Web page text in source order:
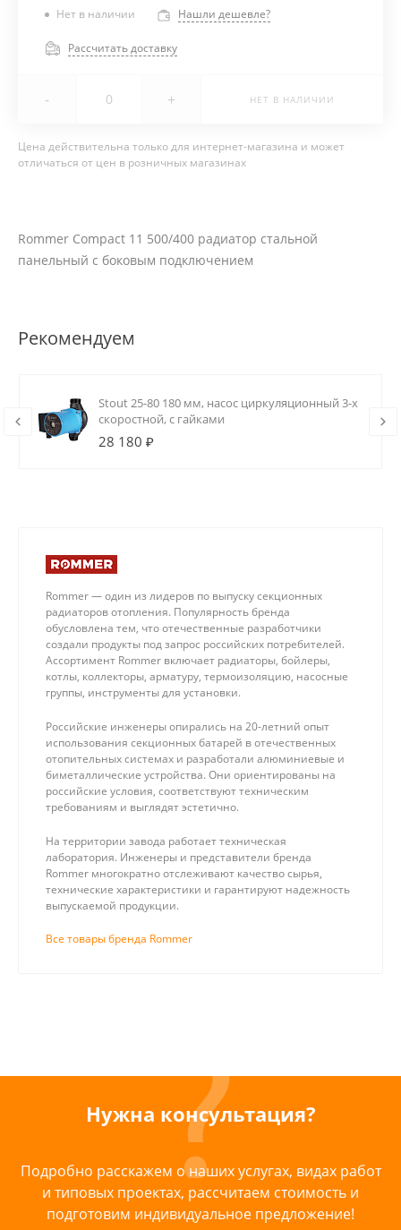
Нет в наличии Нашли дешевле?
Рассчитать доставку
- + НЕТ В НАЛИЧИИ
Цена действительна только для интернет-магазина и может
отличаться от цен в розничных магазинах
Rommer Compact 11 500/400 радиатор стальной
панельный с боковым подключением
Рекомендуем
Stout 25-80 180 мм, насос циркуляционный 3-х
скоростной, с гайками
28 180 ₽
Rommer — один из лидеров по выпуску секционных
радиаторов отопления. Популярность бренда
обусловлена тем, что отечественные разработчики
создали продукты под запрос российских потребителей.
Ассортимент Rommer включает радиаторы, бойлеры,
котлы, коллекторы, арматуру, термоизоляцию, насосные
группы, инструменты для установки.
Российские инженеры опирались на 20-летний опыт
использования секционных батарей в отечественных
отопительных системах и разработали алюминиевые и
биметаллические устройства. Они ориентированы на
российские условия, соответствуют техническим
требованиям и выглядят эстетично.
На территории завода работает техническая
лаборатория. Инженеры и представители бренда
Rommer многократно отслеживают качество сырья,
технические характеристики и гарантируют надежность
выпускаемой продукции.
Все товары бренда Rommer
Нужна консультация?
Подробно расскажем о наших услугах, видах работ
и типовых проектах, рассчитаем стоимость и
подготовим индивидуальное предложение!